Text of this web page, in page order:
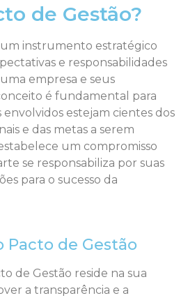
de Gestão?
instrumento estratégico
e responsabilidades
empresa e seus
é fundamental para
estejam cientes dos
e das metas a serem
um compromisso
se responsabiliza por suas
para o sucesso da
de Gestão
de Gestão reside na sua
a transparência e a